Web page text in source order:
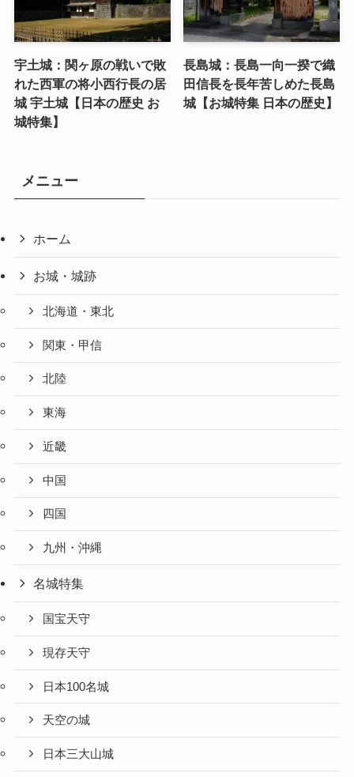
宇土城：関ヶ原の戦いで敗
れた西軍の将小西行長の居
城 宇土城【日本の歴史 お
城特集】
長島城：長島一向一揆で織
田信長を長年苦しめた長島
城【お城特集 日本の歴史】
メニュー
ホーム
お城・城跡
北海道・東北
関東・甲信
北陸
東海
近畿
中国
四国
九州・沖縄
名城特集
国宝天守
現存天守
日本100名城
天空の城
日本三大山城